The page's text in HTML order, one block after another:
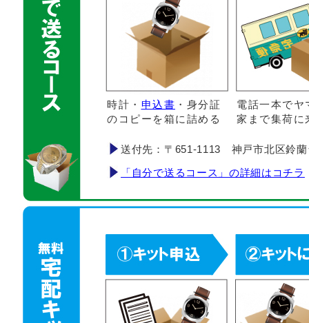
時計・ 申込書 ・身分証
のコピーを箱に詰める
電話一本でヤ
家まで集荷に
送付先：〒651-1113 神戸市北区鈴
「自分で送るコース」の詳細はコチラ